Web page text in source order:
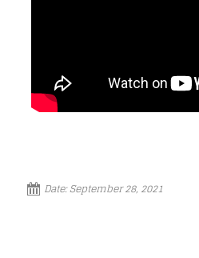
Date:September 28, 2021
Loading your form,